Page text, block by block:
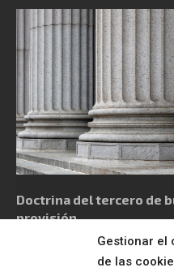
Gestionar el
de las
Doctrina del tercero de
provisión